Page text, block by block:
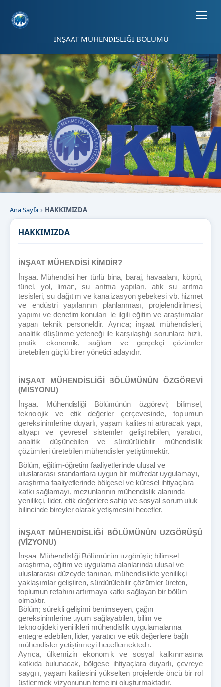
İNŞAAT MÜHENDİSLİĞİ BÖLÜMÜ
Ana Sayfa HAKKIMIZDA
HAKKIMIZDA
İNŞAAT MÜHENDİSİ KİMDİR?
İnşaat Mühendisi her türlü bina, baraj, havaalanı, köprü,
tünel, yol, liman, su arıtma yapıları, atık su arıtma
tesisleri, su dağıtım ve kanalizasyon şebekesi vb. hizmet
ve endüstri yapılarının planlanması, projelendirilmesi,
yapımı ve denetim konuları ile ilgili eğitim ve araştırmalar
yapan teknik personeldir. Ayrıca; inşaat mühendisleri,
analitik düşünme yeteneği ile karşılaştığı sorunlara hızlı,
pratik, ekonomik, sağlam ve gerçekçi çözümler
üretebilen güçlü birer yönetici adayıdır.
İNŞAAT MÜHENDİSLİĞİ BÖLÜMÜNÜN ÖZGÖREVİ
(MİSYONU)
İnşaat Mühendisliği Bölümünün özgörevi; bilimsel,
teknolojik ve etik değerler çerçevesinde, toplumun
gereksinimlerine duyarlı, yaşam kalitesini artıracak yapı,
altyapı ve çevresel sistemler geliştirebilen, yaratıcı,
analitik düşünebilen ve sürdürülebilir mühendislik
çözümleri üretebilen mühendisler yetiştirmektir.
Bölüm, eğitim-öğretim faaliyetlerinde ulusal ve
uluslararası standartlara uygun bir müfredat uygulamayı,
araştırma faaliyetlerinde bölgesel ve küresel ihtiyaçlara
katkı sağlamayı, mezunlarının mühendislik alanında
yenilikçi, lider, etik değerlere sahip ve sosyal sorumluluk
bilincinde bireyler olarak yetişmesini hedefler.
İNŞAAT MÜHENDİSLİĞİ BÖLÜMÜNÜN UZGÖRÜŞÜ
(VİZYONU)
İnşaat Mühendisliği Bölümünün uzgörüşü; bilimsel
araştırma, eğitim ve uygulama alanlarında ulusal ve
uluslararası düzeyde tanınan, mühendislikte yenilikçi
yaklaşımlar geliştiren, sürdürülebilir çözümler üreten,
toplumun refahını artırmaya katkı sağlayan bir bölüm
olmaktır.
Bölüm; sürekli gelişimi benimseyen, çağın
gereksinimlerine uyum sağlayabilen, bilim ve
teknolojideki yenilikleri mühendislik uygulamalarına
entegre edebilen, lider, yaratıcı ve etik değerlere bağlı
mühendisler yetiştirmeyi hedeflemektedir.
Ayrıca, ülkemizin ekonomik ve sosyal kalkınmasına
katkıda bulunacak, bölgesel ihtiyaçlara duyarlı, çevreye
saygılı, yaşam kalitesini yükselten projelerde öncü bir rol
üstlenmek vizyonunun temelini oluşturmaktadır.